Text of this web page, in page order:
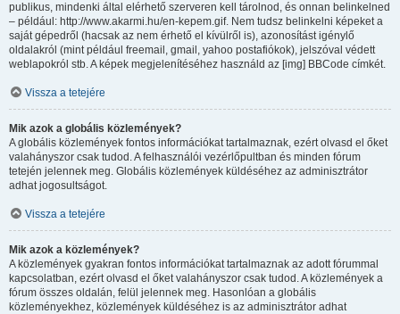
publikus, mindenki által elérhető szerveren kell tárolnod, és onnan belinkelned
– például: http://www.akarmi.hu/en-kepem.gif. Nem tudsz belinkelni képeket a
saját gépedről (hacsak az nem érhető el kívülről is), azonosítást igénylő
oldalakról (mint például freemail, gmail, yahoo postafiókok), jelszóval védett
weblapokról stb. A képek megjelenítéséhez használd az [img] BBCode címkét.
Vissza a tetejére
Mik azok a globális közlemények?
A globális közlemények fontos információkat tartalmaznak, ezért olvasd el őket
valahányszor csak tudod. A felhasználói vezérlőpultban és minden fórum
tetején jelennek meg. Globális közlemények küldéséhez az adminisztrátor
adhat jogosultságot.
Vissza a tetejére
Mik azok a közlemények?
A közlemények gyakran fontos információkat tartalmaznak az adott fórummal
kapcsolatban, ezért olvasd el őket valahányszor csak tudod. A közlemények a
fórum összes oldalán, felül jelennek meg. Hasonlóan a globális
közleményekhez, közlemények küldéséhez is az adminisztrátor adhat